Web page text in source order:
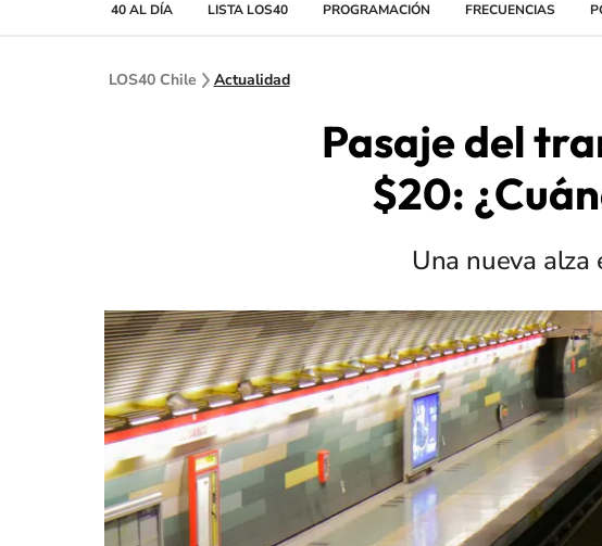
40 AL DÍA LISTA LOS40 PROGRAMACIÓN FRECUENCIAS
LOS40 Chile Actualidad
Pasaje del
$20:
Una nueva alza